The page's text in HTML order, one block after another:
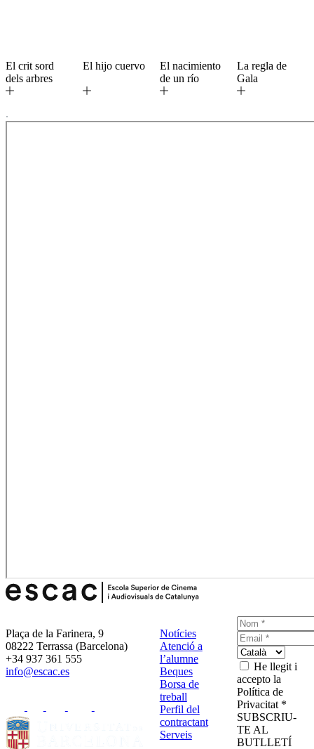
El crit sord
dels arbres
El hijo cuervo
El nacimiento
de un río
La regla de
Gala
Plaça de la Farinera, 9
08222 Terrassa (Barcelona)
+34 937 361 555
info@escac.es
Notícies
Atenció a
l’alumne
Beques
Borsa de
treball
Perfil del
contractant
Serveis
He llegit i
accepto la
Política de
Privacitat *
SUBSCRIU-
TE AL
BUTLLETÍ